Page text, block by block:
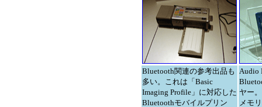
Bluetooth関連の参考出品も
多い。これは「Basic
Imaging Profile」に対応した
Bluetoothモバイルプリン
Audio
ヤー
メモ